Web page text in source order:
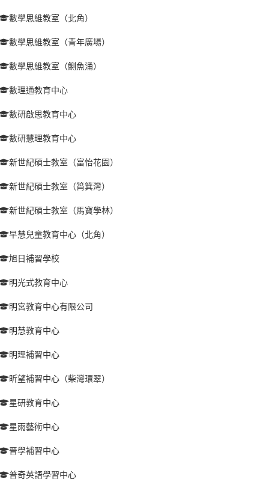
數學思維教室（北角）
數學思維教室（青年廣場）
數學思維教室（鰂魚涌）
數理通教育中心
數研啟思教育中心
數研慧理教育中心
新世紀碩士教室（富怡花園）
新世紀碩士教室（筲箕灣）
新世紀碩士教室（馬寶學林）
早慧兒童教育中心（北角）
旭日補習學校
明光式教育中心
明宮教育中心有限公司
明慧教育中心
明理補習中心
昕望補習中心（柴灣環翠）
星研教育中心
星雨藝術中心
晉學補習中心
普奇英語學習中心